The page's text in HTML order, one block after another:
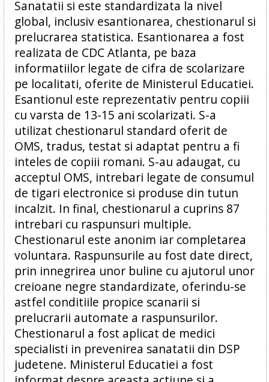
Sanatatii si este standardizata la nivel
global, inclusiv esantionarea, chestionarul si
prelucrarea statistica. Esantionarea a fost
realizata de CDC Atlanta, pe baza
informatiilor legate de cifra de scolarizare
pe localitati, oferite de Ministerul Educatiei.
Esantionul este reprezentativ pentru copiii
cu varsta de 13-15 ani scolarizati. S-a
utilizat chestionarul standard oferit de
OMS, tradus, testat si adaptat pentru a fi
inteles de copiii romani. S-au adaugat, cu
acceptul OMS, intrebari legate de consumul
de tigari electronice si produse din tutun
incalzit. In final, chestionarul a cuprins 87
intrebari cu raspunsuri multiple.
Chestionarul este anonim iar completarea
voluntara. Raspunsurile au fost date direct,
prin innegrirea unor buline cu ajutorul unor
creioane negre standardizate, oferindu-se
astfel conditiile propice scanarii si
prelucrarii automate a raspunsurilor.
Chestionarul a fost aplicat de medici
specialisti in prevenirea sanatatii din DSP
judetene. Ministerul Educatiei a fost